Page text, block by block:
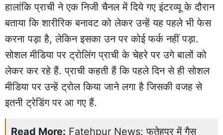
हालांकि प्राची ने एक निजी चैनल में दिये गए इंटरव्यू के दौरान
बताया कि शारीरिक बनावट को लेकर उन्हें यह पहले भी फेस
करना पड़ा है, लेकिन इसका उन पर कोई फर्क नहीं पड़ा.
सोशल मीडिया पर ट्रोलिंग प्राची के चेहरे पर उगे बालों को
लेकर कर रहे हैं. प्राची कहती हैं कि पहले दिन से ही सोशल
मीडिया पर उन्हें ट्रोल किया जाने लगा है जिसकी वजह से
इतनी ट्रेडिंग पर आ गए हैं.
Read More: Fatehpur News: फतेहपुर में गैस